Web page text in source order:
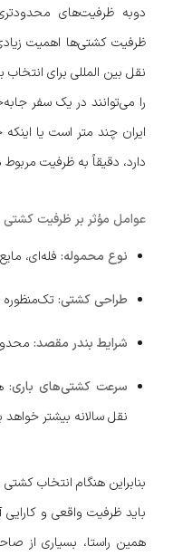
دوبه ظرفیت‌های
ظرفیت کشتی‌ها اهمیت
نقل بین المللی برای انتخاب
را می‌توانند در یک سفر
ایران چند متر است یا
دارد، دقیقاً به ظرفیت
عوامل مؤثر بر ظرفیت کشتی
نوع محموله: فله‌ای،
طراحی کشتی: تک‌منظوره
شرایط بندر مقصد:
سرعت کشتی‌های باری:
نقل سالانه بیشتر خواهد
بنابراین هنگام انتخاب کشتی
باید ظرفیت واقعی و
همین راستا، بسیاری از